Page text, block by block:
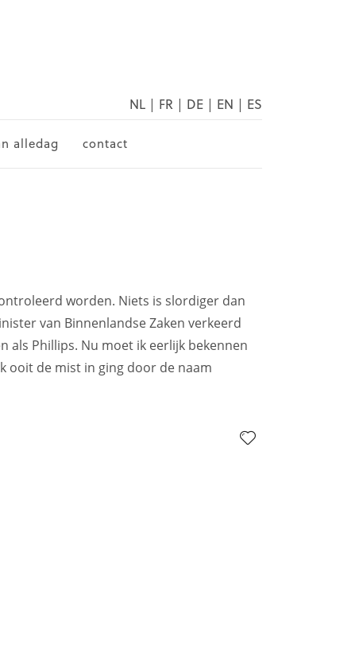
NL | FR | DE | EN | ES
alledag contact
worden. Niets is slordiger dan
van Binnenlandse Zaken verkeerd
als Phillips. Nu moet ik eerlijk bekennen
ooit de mist in ging door de naam